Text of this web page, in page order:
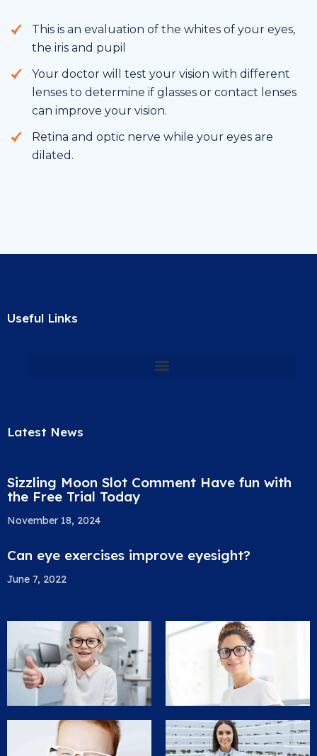
This is an evaluation of the whites of your eyes,
the iris and pupil
Your doctor will test your vision with different
lenses to determine if glasses or contact lenses
can improve your vision.
Retina and optic nerve while your eyes are
dilated.
Useful Links
Latest News
Sizzling Moon Slot Comment Have fun with
the Free Trial Today
November 18, 2024
Can eye exercises improve eyesight?
June 7, 2022